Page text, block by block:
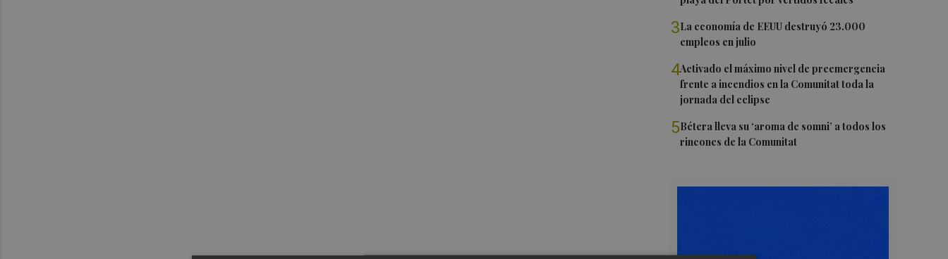
3La economía de EEUU destruyó 23.000
empleos en julio
4Activado el máximo nivel de preemergencia
frente a incendios en la Comunitat toda la
jornada del eclipse
5Bétera lleva su ‘aroma de somni’ a todos los
rincones de la Comunitat